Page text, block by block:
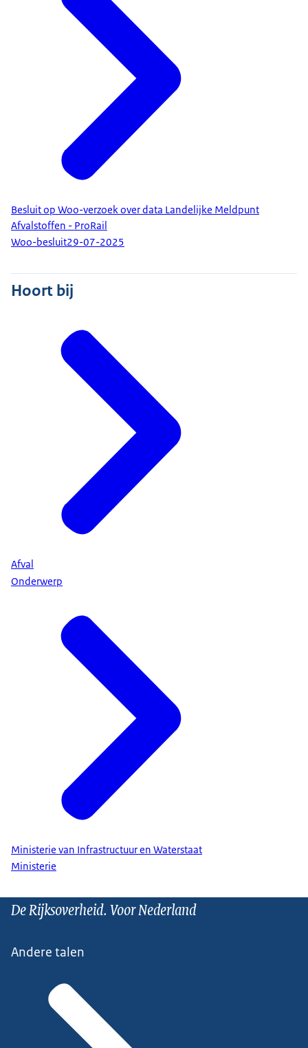
Besluit op Woo-verzoek over data Landelijke Meldpunt
Afvalstoffen - ProRail
Woo-besluit29-07-2025
Hoort bij
Afval
Onderwerp
Ministerie van Infrastructuur en Waterstaat
Ministerie
De Rijksoverheid. Voor Nederland
Andere talen